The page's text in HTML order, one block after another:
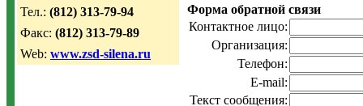
Тел.: (812) 313-79-94
Факс: (812) 313-79-89
Web: www.zsd-silena.ru
Форма обратной связи
Контактное лицо:
Организация:
Телефон:
E-mail:
Текст сообщения: